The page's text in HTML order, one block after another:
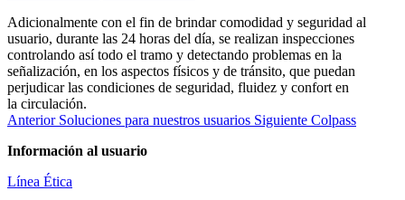
Adicionalmente con el fin de brindar comodidad y seguridad al
usuario, durante las 24 horas del día, se realizan inspecciones
controlando así todo el tramo y detectando problemas en la
señalización, en los aspectos físicos y de tránsito, que puedan
perjudicar las condiciones de seguridad, fluidez y confort en
la circulación.
Anterior Soluciones para nuestros usuarios Siguiente Colpass
Información al usuario
Línea Ética